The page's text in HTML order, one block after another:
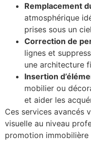
Remplacement
atmosphérique
prises sous un
Correction de
lignes et
une architecture
Insertion
mobilier ou
et aider les
Ces services avancés
visuelle au niveau
promotion